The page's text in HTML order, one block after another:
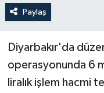
Paylaş
Diyarbakır'da
operasyonunda 6
liralık işlem hacmi